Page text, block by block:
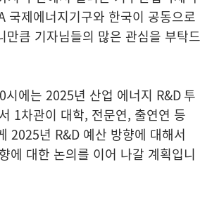
국제에너지기구와 한국이 공동으로
만큼 기자님들의 많은 관심을 부탁드
에는 2025년 산업 에너지 R&D 투
1차관이 대학, 전문연, 출연연 등
2025년 R&D 예산 방향에 대해서
에 대한 논의를 이어 나갈 계획입니